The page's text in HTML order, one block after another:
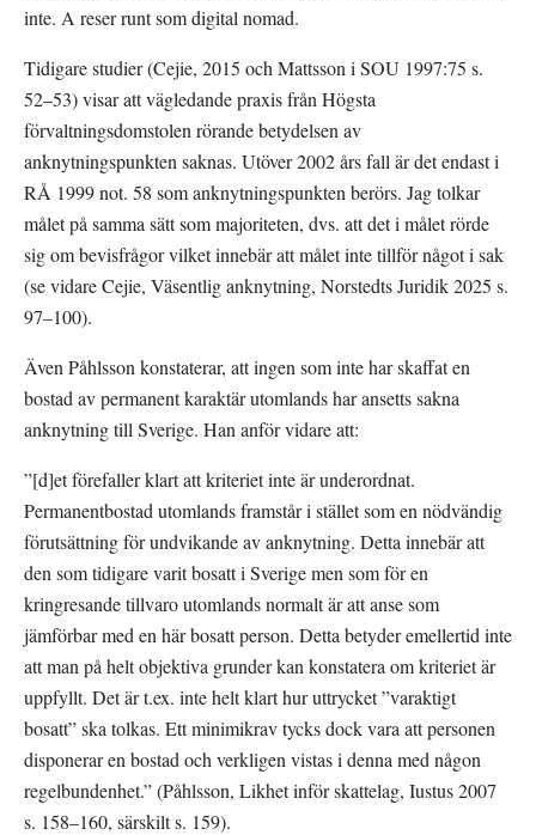
inte. A reser runt som digital nomad.
Tidigare studier (Cejie, 2015 och Mattsson i SOU 1997:75 s.
52–53) visar att vägledande praxis från Högsta
förvaltningsdomstolen rörande betydelsen av
anknytningspunkten saknas. Utöver 2002 års fall är det endast i
RÅ 1999 not. 58 som anknytningspunkten berörs. Jag tolkar
målet på samma sätt som majoriteten, dvs. att det i målet rörde
sig om bevisfrågor vilket innebär att målet inte tillför något i sak
(se vidare Cejie, Väsentlig anknytning, Norstedts Juridik 2025 s.
97–100).
Även Påhlsson konstaterar, att ingen som inte har skaffat en
bostad av permanent karaktär utomlands har ansetts sakna
anknytning till Sverige. Han anför vidare att:
”[d]et förefaller klart att kriteriet inte är underordnat.
Permanentbostad utomlands framstår i stället som en nödvändig
förutsättning för undvikande av anknytning. Detta innebär att
den som tidigare varit bosatt i Sverige men som för en
kringresande tillvaro utomlands normalt är att anse som
jämförbar med en här bosatt person. Detta betyder emellertid inte
att man på helt objektiva grunder kan konstatera om kriteriet är
uppfyllt. Det är t.ex. inte helt klart hur uttrycket ”varaktigt
bosatt” ska tolkas. Ett minimikrav tycks dock vara att personen
disponerar en bostad och verkligen vistas i denna med någon
regelbundenhet.” (Påhlsson, Likhet inför skattelag, Iustus 2007
s. 158–160, särskilt s. 159).